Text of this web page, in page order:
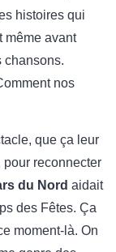
histoires qui
même avant
chansons.
nos
que ça leur
reconnecter
du Nord aidait
des Fêtes. Ça
moment-là. On